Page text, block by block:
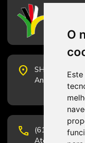
O
place
SHS Quadra 6,
Andar, Sala
phone
(61) 3223-
Atendimento